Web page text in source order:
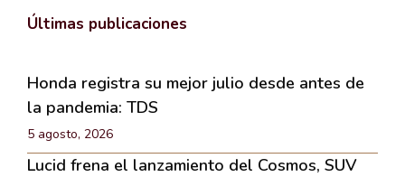
Últimas publicaciones
Honda registra su mejor julio desde antes de
la pandemia: TDS
5 agosto, 2026
Lucid frena el lanzamiento del Cosmos, SUV